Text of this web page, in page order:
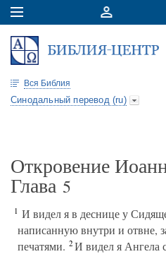
Вся Библия
Синодальный перевод (ru)
Откровение
Глава 5
1 И видел я в деснице у
написанную внутри и отвне,
печатями. 2И видел я Ангела